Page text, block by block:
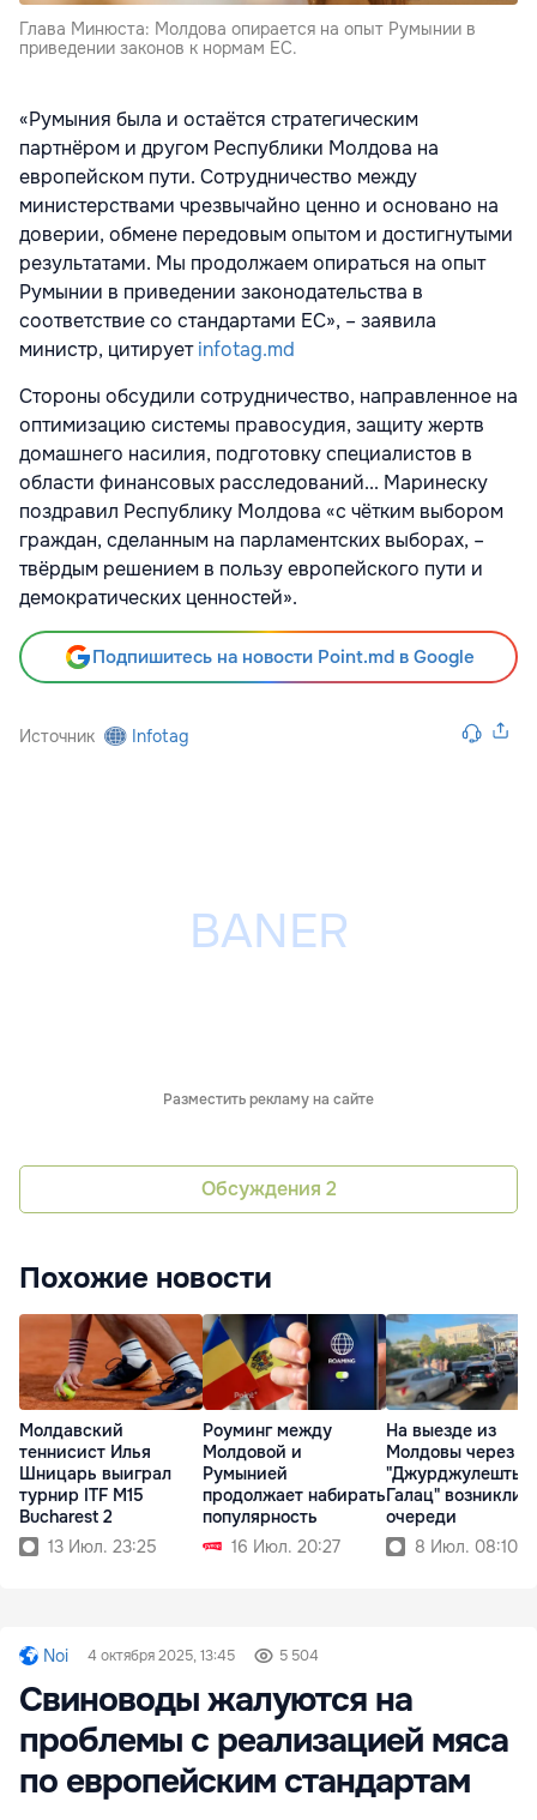
Глава Минюста: Молдова опирается на опыт Румынии в
приведении законов к нормам ЕС.
«Румыния была и остаётся стратегическим
партнёром и другом Республики Молдова на
европейском пути. Сотрудничество между
министерствами чрезвычайно ценно и основано на
доверии, обмене передовым опытом и достигнутыми
результатами. Мы продолжаем опираться на опыт
Румынии в приведении законодательства в
соответствие со стандартами ЕС», – заявила
министр, цитируетinfotag.md
Стороны обсудили сотрудничество, направленное на
оптимизацию системы правосудия, защиту жертв
домашнего насилия, подготовку специалистов в
области финансовых расследований... Маринеску
поздравил Республику Молдова «с чётким выбором
граждан, сделанным на парламентских выборах, –
твёрдым решением в пользу европейского пути и
демократических ценностей».
Подпишитесь на новости Point.md в Google
Источник Infotag
Разместить рекламу на сайте
Обсуждения 2
Похожие новости
Молдавский
теннисист Илья
Шницарь выиграл
турнир ITF M15
Bucharest 2
13 Июл. 23:25
Роуминг между
Молдовой и
Румынией
продолжает набирать
популярность
16 Июл. 20:27
На выезде из
Молдовы через
"Джурджулешты–
Галац" возникли
очереди
8 Июл. 08:10
Noi 4 октября 2025, 13:45 5 504
Свиноводы жалуются на
проблемы с реализацией мяса
по европейским стандартам